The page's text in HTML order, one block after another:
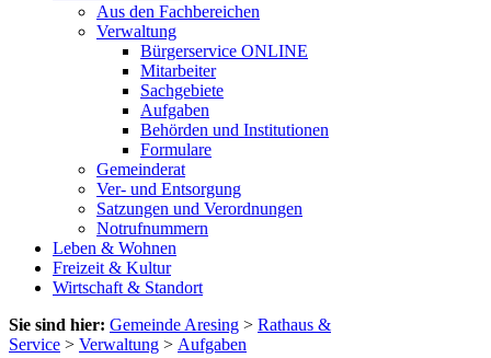
Aus den Fachbereichen
Verwaltung
Bürgerservice ONLINE
Mitarbeiter
Sachgebiete
Aufgaben
Behörden und Institutionen
Formulare
Gemeinderat
Ver- und Entsorgung
Satzungen und Verordnungen
Notrufnummern
Leben & Wohnen
Freizeit & Kultur
Wirtschaft & Standort
Sie sind hier: Gemeinde Aresing > Rathaus &
Service > Verwaltung > Aufgaben